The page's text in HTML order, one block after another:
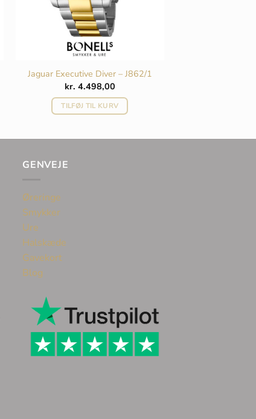
Jaguar Executive Diver – J862/1
kr. 4.498,00
TILFØJ TIL KURV
GENVEJE
Øreringe
Smykker
Ure
Halskæde
Gavekort
Blog